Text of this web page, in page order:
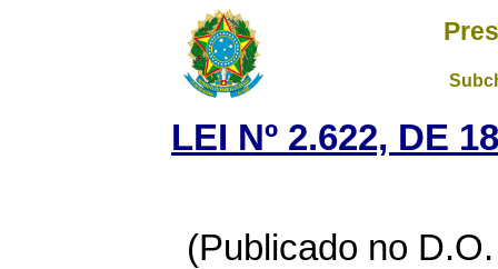
LEI Nº 2.622, DE
(Publicado no